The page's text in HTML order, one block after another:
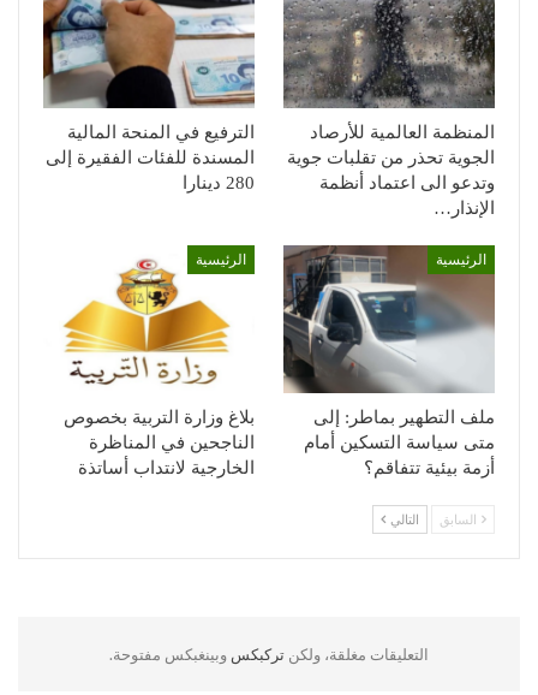
المنظمة العالمية للأرصاد
الجوية تحذر من تقلبات جوية
وتدعو الى اعتماد أنظمة
الإنذار…
الترفيع في المنحة المالية
المسندة للفئات الفقيرة إلى
280 دينارا
الرئيسية
ملف التطهير بماطر: إلى
متى سياسة التسكين أمام
أزمة بيئية تتفاقم؟
الرئيسية
بلاغ وزارة التربية بخصوص
الناجحين في المناظرة
الخارجية لانتداب أساتذة
السابق التالي
التعليقات مغلقة، ولكن تركبكس وبينغبكس مفتوحة.